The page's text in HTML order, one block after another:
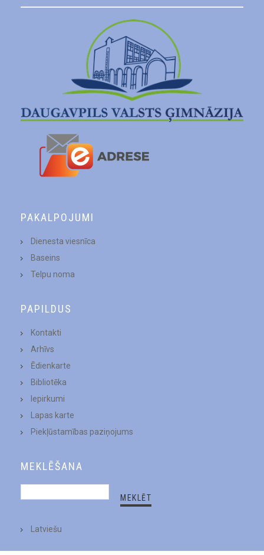
PAKALPOJUMI
Dienesta viesnīca
Baseins
Telpu noma
PAPILDUS
Kontakti
Arhīvs
Ēdienkarte
Bibliotēka
Iepirkumi
Lapas karte
Piekļūstamības paziņojums
MEKLĒŠANA
Latviešu